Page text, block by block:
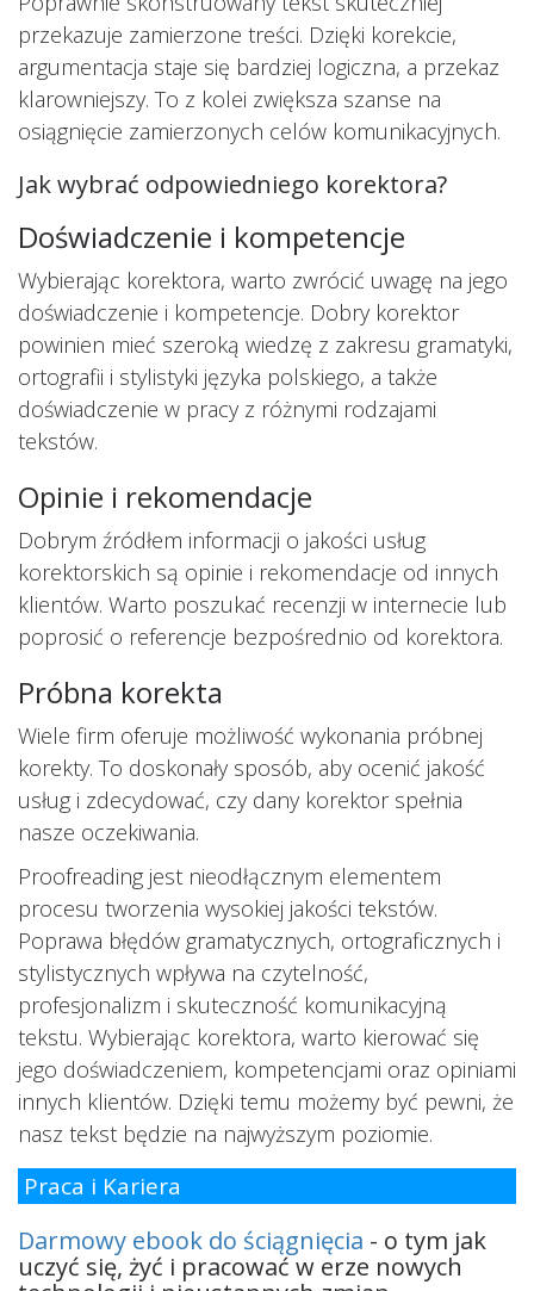
przekazuje zamierzone treści. Dzięki korekcie,
argumentacja staje się bardziej logiczna, a przekaz
klarowniejszy. To z kolei zwiększa szanse na
osiągnięcie zamierzonych celów komunikacyjnych.
Jak wybrać odpowiedniego korektora?
Doświadczenie i kompetencje
Wybierając korektora, warto zwrócić uwagę na jego
doświadczenie i kompetencje. Dobry korektor
powinien mieć szeroką wiedzę z zakresu gramatyki,
ortografii i stylistyki języka polskiego, a także
doświadczenie w pracy z różnymi rodzajami
tekstów.
Opinie i rekomendacje
Dobrym źródłem informacji o jakości usług
korektorskich są opinie i rekomendacje od innych
klientów. Warto poszukać recenzji w internecie lub
poprosić o referencje bezpośrednio od korektora.
Próbna korekta
Wiele firm oferuje możliwość wykonania próbnej
korekty. To doskonały sposób, aby ocenić jakość
usług i zdecydować, czy dany korektor spełnia
nasze oczekiwania.
Proofreading jest nieodłącznym elementem
procesu tworzenia wysokiej jakości tekstów.
Poprawa błędów gramatycznych, ortograficznych i
stylistycznych wpływa na czytelność,
profesjonalizm i skuteczność komunikacyjną
tekstu. Wybierając korektora, warto kierować się
jego doświadczeniem, kompetencjami oraz opiniami
innych klientów. Dzięki temu możemy być pewni, że
nasz tekst będzie na najwyższym poziomie.
Praca i Kariera
Darmowy ebook do ściągnięcia - o tym jak
uczyć się, żyć i pracować w erze nowych